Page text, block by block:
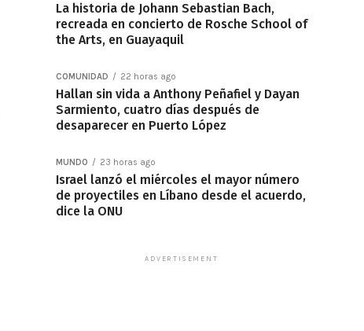
La historia de Johann Sebastian Bach,
recreada en concierto de Rosche School of
the Arts, en Guayaquil
COMUNIDAD 22 horas ago
Hallan sin vida a Anthony Peñafiel y Dayan
Sarmiento, cuatro días después de
desaparecer en Puerto López
MUNDO 23 horas ago
Israel lanzó el miércoles el mayor número
de proyectiles en Líbano desde el acuerdo,
dice la ONU
ADVERTISEMENT